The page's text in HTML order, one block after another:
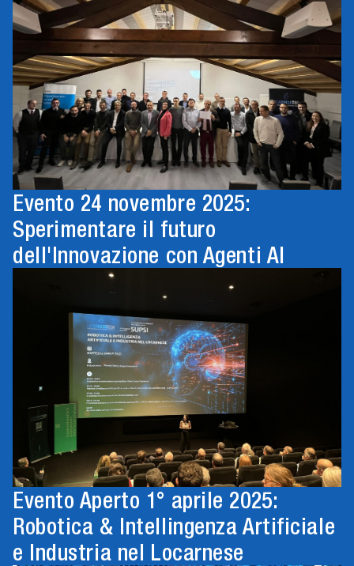
Evento 24 novembre 2025:
Sperimentare il futuro
dell'Innovazione con Agenti AI
Evento Aperto 1° aprile 2025:
Robotica & Intellingenza Artificiale
e Industria nel Locarnese